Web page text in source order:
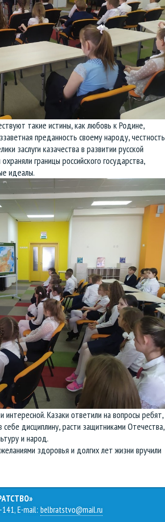
такие истины, как любовь к Родине,
преданность своему народу, честность
заслуги казачества в развитии русской
границы российского государства,
идеалы.
интересной. Казаки ответили на вопросы ребят,
дисциплину, расти защитниками Отечества,
и народ.
здоровья и долгих лет жизни вручили
E-mail: belbratstvo@mail.ru